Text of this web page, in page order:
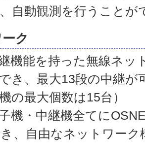
自動観測を行うことが
ク
機能を持った無線ネッ
き、最大13段の中継が
の最大個数は15台）
機・中継機全てに
、自由なネットワー